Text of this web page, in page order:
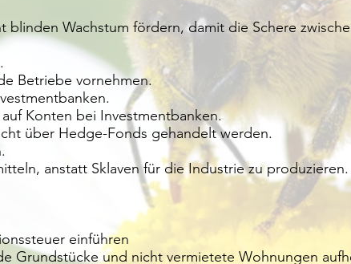
Wachstum fördern, damit die Schere
Betriebe vornehmen.
Konten bei Investmentbanken.
über Hedge-Fonds gehandelt werden.
anstatt Sklaven für die Industrie zu produzieren.
einführen​
Grundstücke und nicht vermietete Wohnungen